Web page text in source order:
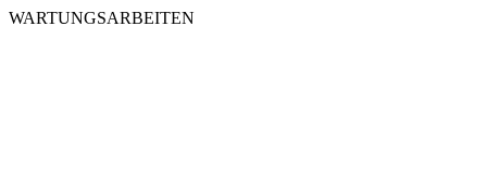
WARTUNGSARBEITEN